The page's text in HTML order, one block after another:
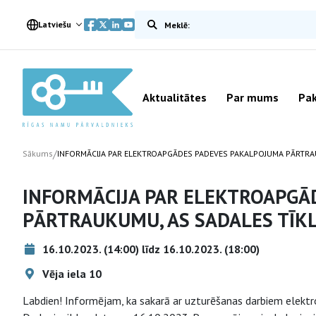
Latviešu Meklēt vietnē
Aktualitātes Par mums
Sākums/INFORMĀCIJA PAR ELEKTROAPGĀDES PADEVES PAKALPOJUMA
INFORMĀCIJA PAR
PĀRTRAUKUMU, AS SADALES
16.10.2023. (14:00) līdz 16.10.2023. (18:00)
Vēja iela 10
Labdien! Informējam, ka sakarā ar uzturēšanas darbiem